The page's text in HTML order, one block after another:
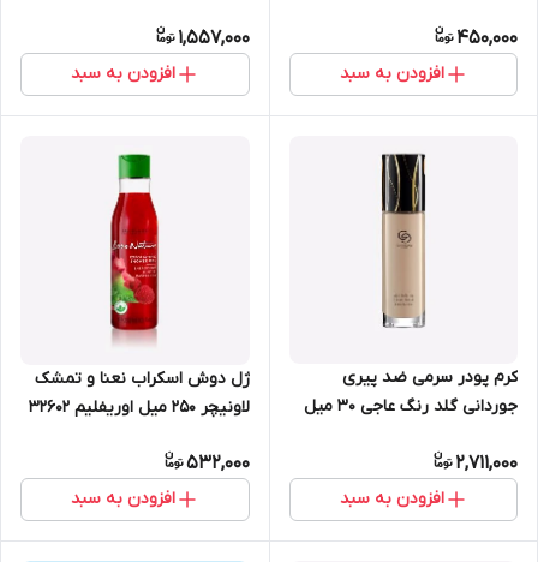
450,000
افزودن به سبد
1,557,000
افزودن به سبد
کرم پودر سرمی ضد پیری
جوردانی گلد رنگ عاجی 30 میل
2,711,000
افزودن به سبد
ژل دوش اسکراب نعنا و تمشک
لاونیچر 250 میل اوریفلیم 32602
532,000
افزودن به سبد